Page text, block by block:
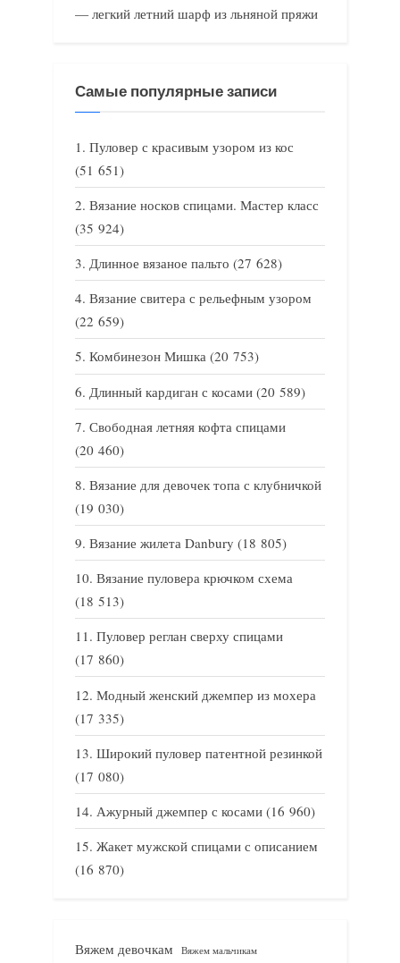
— легкий летний шарф из льняной пряжи
Самые популярные записи
Пуловер с красивым узором из кос
(51 651)
Вязание носков спицами. Мастер класс
(35 924)
Длинное вязаное пальто (27 628)
Вязание свитера с рельефным узором
(22 659)
Комбинезон Мишка (20 753)
Длинный кардиган с косами (20 589)
Свободная летняя кофта спицами
(20 460)
Вязание для девочек топа с клубничкой
(19 030)
Вязание жилета Danbury (18 805)
Вязание пуловера крючком схема
(18 513)
Пуловер реглан сверху спицами
(17 860)
Модный женский джемпер из мохера
(17 335)
Широкий пуловер патентной резинкой
(17 080)
Ажурный джемпер с косами (16 960)
Жакет мужской спицами с описанием
(16 870)
Вяжем девочкам Вяжем мальчикам